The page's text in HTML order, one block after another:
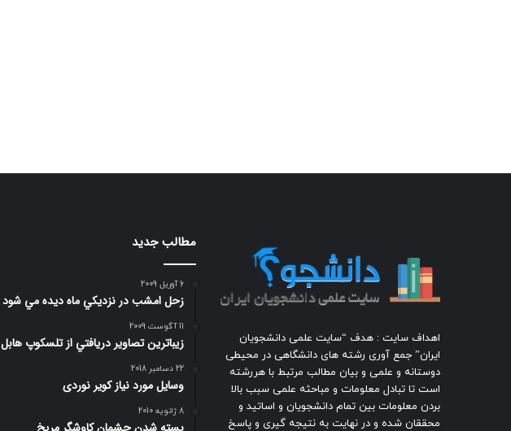
اهداف سایت : هدف “سایت علمی دانشجویان
ایران” جمع آوری رشته های دانشگاهی در محیطی
دوستانه و علمی و بیان مطالب مرتبط با هررشته
است تا تبادل معلومات و مباحثه علمی سبب بالا
بردن معلومات بین تمام دانشجویان و اساتید و
محققان شده و در نهایت به نتیجه گیری و پاسخ
مطالب جدید
6 آوریل 2009
زحل امشب در نزديكي ماه ديده مي شود
11 آگوست 2009
زيباترين تصاوير دريافتي از تلسكوپ هابل
22 دسامبر 2018
وسایل مورد نیاز کویر نوردی
8 ژانویه 2010